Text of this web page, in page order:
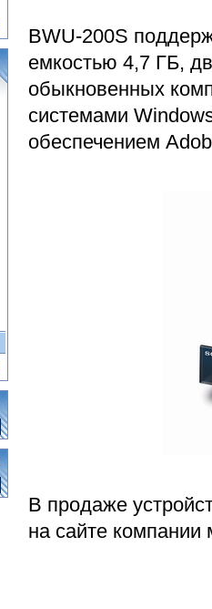
BWU-200S
емкостью 4,7 ГБ,
обыкновенных
системами
обеспечением
В продаже
на сайте